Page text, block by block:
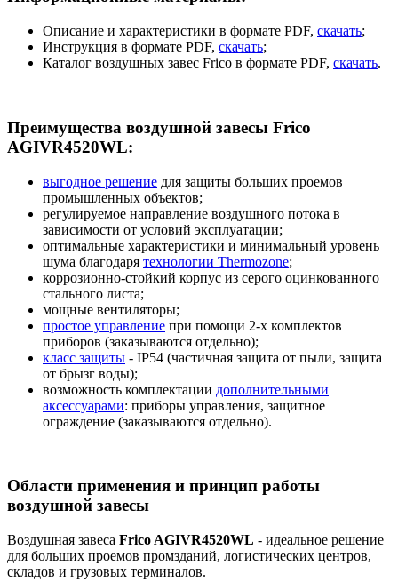
Описание и характеристики в формате PDF, скачать;
Инструкция в формате PDF, скачать;
Каталог воздушных завес Frico в формате PDF, скачать.
Преимущества воздушной завесы Frico
AGIVR4520WL:
выгодное решение для защиты больших проемов
промышленных объектов;
регулируемое направление воздушного потока в
зависимости от условий эксплуатации;
оптимальные характеристики и минимальный уровень
шума благодаря технологии Thermozone;
коррозионно-стойкий корпус из серого оцинкованного
стального листа;
мощные вентиляторы;
простое управление при помощи 2-х комплектов
приборов (заказываются отдельно);
класс защиты - IP54 (частичная защита от пыли, защита
от брызг воды);
возможность комплектации дополнительными
аксессуарами: приборы управления, защитное
ограждение (заказываются отдельно).
Области применения и принцип работы
воздушной завесы
Воздушная завеса Frico AGIVR4520WL - идеальное решение
для больших проемов промзданий, логистических центров,
складов и грузовых терминалов.